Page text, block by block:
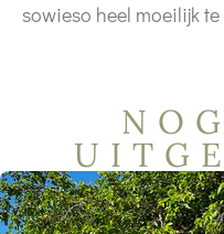
sowieso heel moeilijk